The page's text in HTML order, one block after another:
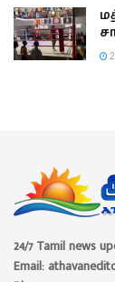
24/7 Tamil news
Email: